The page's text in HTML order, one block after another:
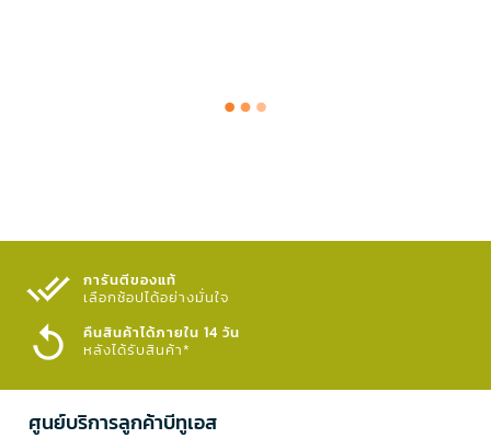
การันตีของแท้
เลือกช้อปได้อย่างมั่นใจ​
คืนสินค้าได้ภายใน 14 วัน
หลังได้รับสินค้า*
ศูนย์บริการลูกค้าบีทูเอส